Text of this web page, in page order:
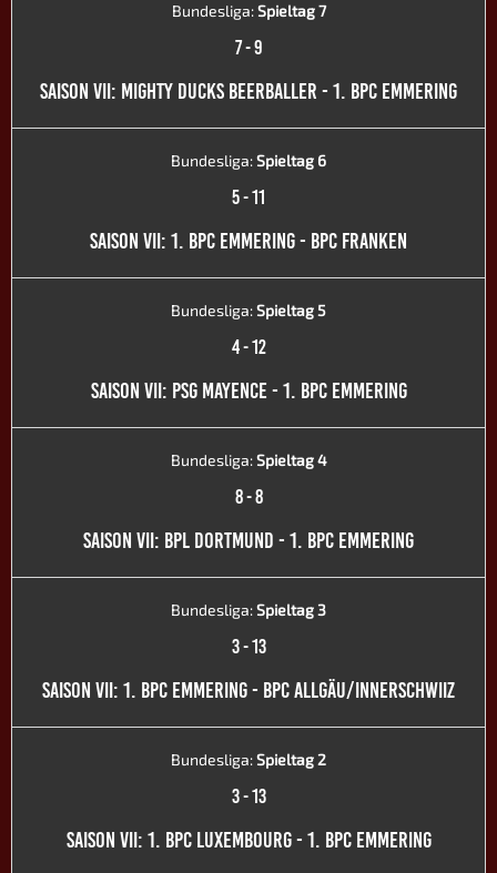
Bundesliga:Spieltag 7
7-9
SAISON VII: MIGHTY DUCKS BEERBALLER - 1. BPC EMMERING
Bundesliga:Spieltag 6
5-11
SAISON VII: 1. BPC EMMERING - BPC FRANKEN
Bundesliga:Spieltag 5
4-12
SAISON VII: PSG MAYENCE - 1. BPC EMMERING
Bundesliga:Spieltag 4
8-8
SAISON VII: BPL DORTMUND - 1. BPC EMMERING
Bundesliga:Spieltag 3
3-13
SAISON VII: 1. BPC EMMERING - BPC ALLGÄU/INNERSCHWIIZ
Bundesliga:Spieltag 2
3-13
SAISON VII: 1. BPC LUXEMBOURG - 1. BPC EMMERING